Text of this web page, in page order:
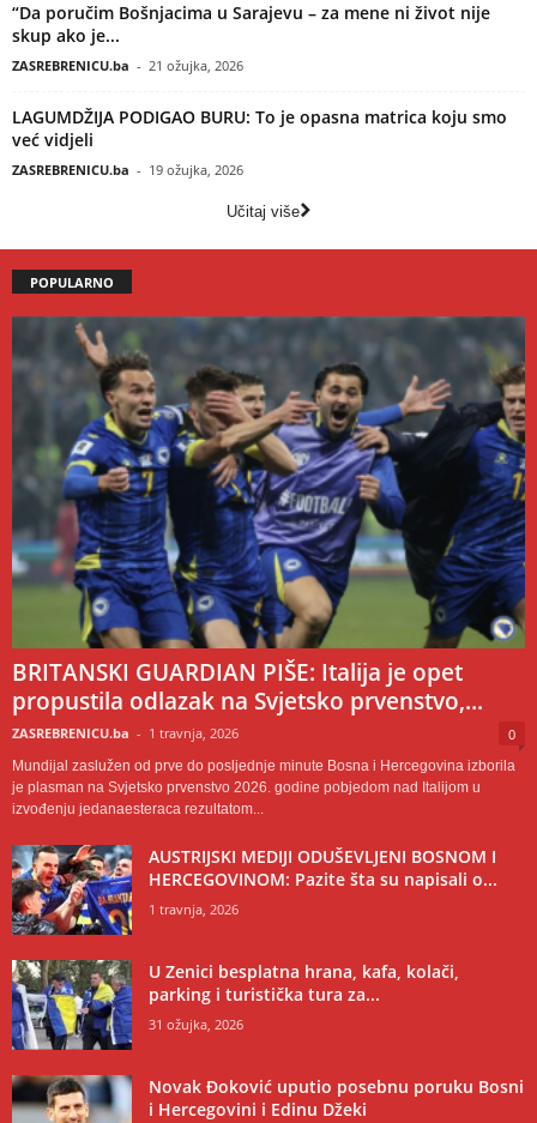
“Da poručim Bošnjacima u Sarajevu – za mene ni život nije
skup ako je...
ZASREBRENICU.ba - 21 ožujka, 2026
LAGUMDŽIJA PODIGAO BURU: To je opasna matrica koju smo
već vidjeli
ZASREBRENICU.ba - 19 ožujka, 2026
Učitaj više
POPULARNO
BRITANSKI GUARDIAN PIŠE: Italija je opet
propustila odlazak na Svjetsko prvenstvo,...
ZASREBRENICU.ba - 1 travnja, 2026 0
Mundijal zaslužen od prve do posljednje minute Bosna i Hercegovina izborila
je plasman na Svjetsko prvenstvo 2026. godine pobjedom nad Italijom u
izvođenju jedanaesteraca rezultatom...
AUSTRIJSKI MEDIJI ODUŠEVLJENI BOSNOM I
HERCEGOVINOM: Pazite šta su napisali o...
1 travnja, 2026
U Zenici besplatna hrana, kafa, kolači,
parking i turistička tura za...
31 ožujka, 2026
Novak Đoković uputio posebnu poruku Bosni
i Hercegovini i Edinu Džeki